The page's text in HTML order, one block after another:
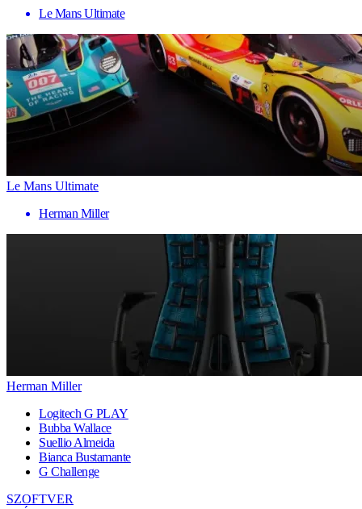
Le Mans Ultimate
Le Mans Ultimate
Herman Miller
Herman Miller
Logitech G PLAY
Bubba Wallace
Suellio Almeida
Bianca Bustamante
G Challenge
SZOFTVER